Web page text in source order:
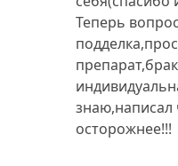
Теперь
осторожнее!!!